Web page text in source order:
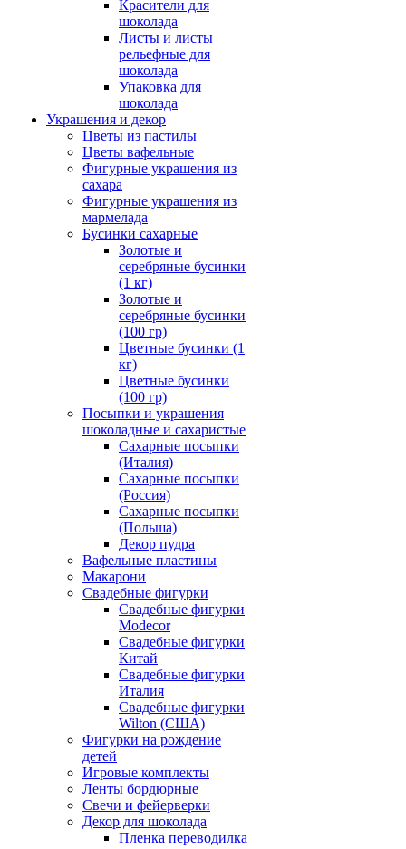
Красители для
шоколада
Листы и листы
рельефные для
шоколада
Упаковка для
шоколада
Украшения и декор
Цветы из пастилы
Цветы вафельные
Фигурные украшения из
сахара
Фигурные украшения из
мармелада
Бусинки сахарные
Золотые и
серебряные бусинки
(1 кг)
Золотые и
серебряные бусинки
(100 гр)
Цветные бусинки (1
кг)
Цветные бусинки
(100 гр)
Посыпки и украшения
шоколадные и сахаристые
Сахарные посыпки
(Италия)
Сахарные посыпки
(Россия)
Сахарные посыпки
(Польша)
Декор пудра
Вафельные пластины
Макарони
Свадебные фигурки
Свадебные фигурки
Modecor
Свадебные фигурки
Китай
Свадебные фигурки
Италия
Свадебные фигурки
Wilton (США)
Фигурки на рождение
детей
Игровые комплекты
Ленты бордюрные
Свечи и фейерверки
Декор для шоколада
Пленка переводилка